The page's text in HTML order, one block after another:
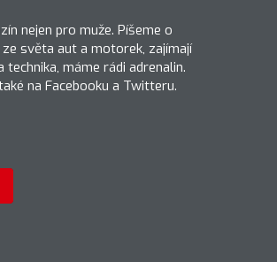
nejen pro muže. Píšeme o
ze světa aut a motorek, zajímají
technika, máme rádi adrenalin.
na Facebooku a Twitteru.